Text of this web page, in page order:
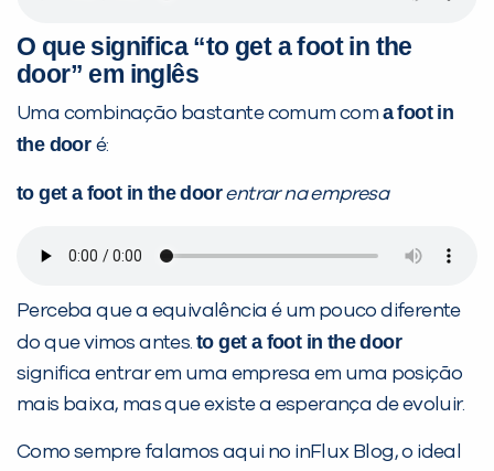
O que significa “to get a foot in the
door” em inglês
Uma combinação bastante comum com a foot in
the door é:
to get a foot in the door entrar na empresa
Perceba que a equivalência é um pouco diferente
do que vimos antes. to get a foot in the door
significa entrar em uma empresa em uma posição
mais baixa, mas que existe a esperança de evoluir.
Como sempre falamos aqui no inFlux Blog, o ideal